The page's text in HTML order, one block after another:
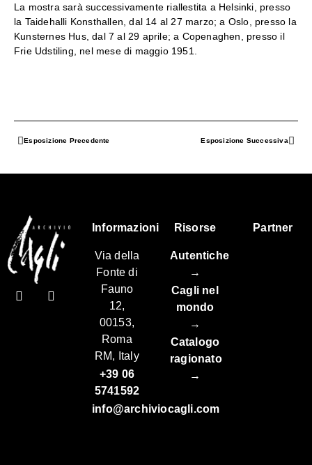
La mostra sarà successivamente riallestita a Helsinki, presso
la Taidehalli Konsthallen, dal 14 al 27 marzo; a Oslo, presso la
Kunsternes Hus, dal 7 al 29 aprile; a Copenaghen, presso il
Frie Udstiling, nel mese di maggio 1951.
Esposizione Precedente Esposizione Successiva
Informazioni
Via della
Fonte di
Fauno
12,
00153,
Roma
RM, Italy
+39 06
5741592
info@archiviocagli.com
Risorse
Autentiche
→
Cagli nel
mondo
→
Catalogo
ragionato
→
Partner